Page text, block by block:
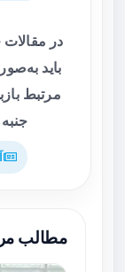
در
باید
مرتبط
مطالب